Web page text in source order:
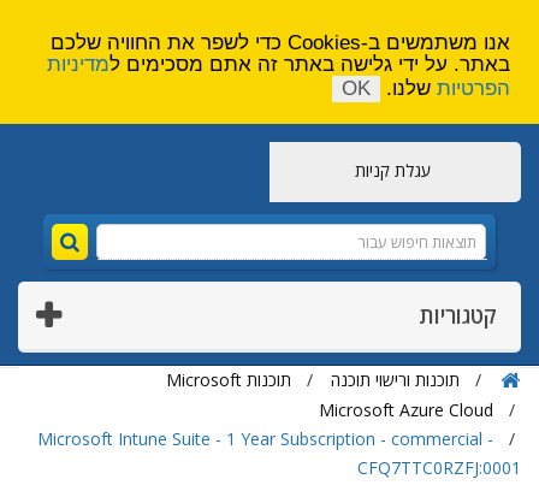
עגלת קניות
קטגוריות
תוכנות ורישוי תוכנה
תוכנות Microsoft
Microsoft Azure Cloud
Microsoft Intune Suite - 1 Year Subscription - commercial -
CFQ7TTC0RZFJ:0001
אנו משתמשים ב-Cookies כדי לשפר את החוויה שלכם
באתר. על ידי גלישה באתר זה אתם מסכימים למדיניות
הפרטיות שלנו. OK